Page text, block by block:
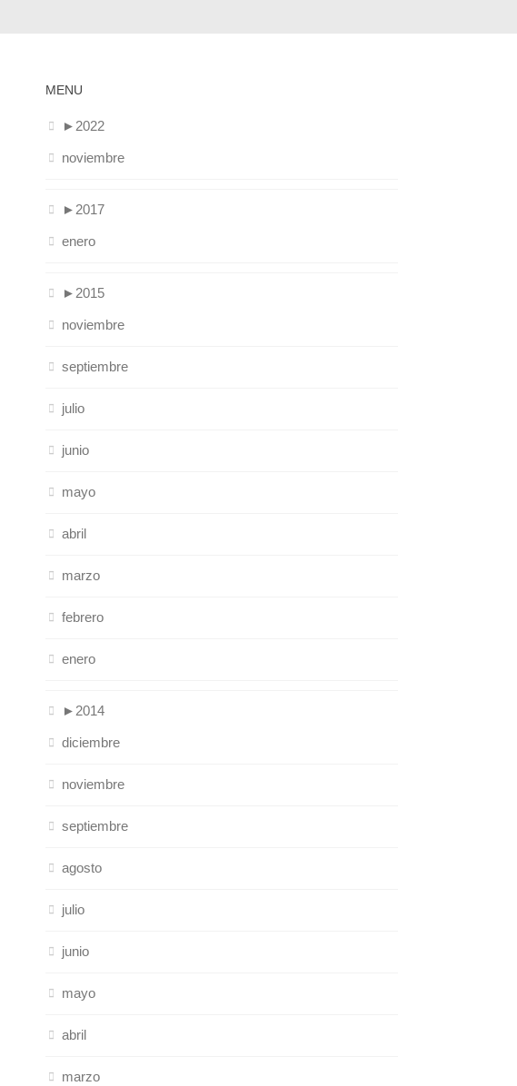
MENU
► 2022
noviembre
► 2017
enero
► 2015
noviembre
septiembre
julio
junio
mayo
abril
marzo
febrero
enero
► 2014
diciembre
noviembre
septiembre
agosto
julio
junio
mayo
abril
marzo